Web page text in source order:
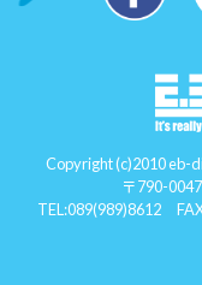
Copyright (c)2010 eb-
〒790-
TEL:089(989)8612